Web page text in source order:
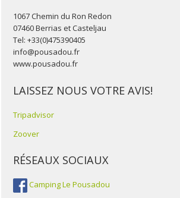
1067 Chemin du Ron Redon
07460 Berrias et Casteljau
Tel: +33(0)475390405
info@pousadou.fr
www.pousadou.fr
LAISSEZ NOUS VOTRE AVIS!
Tripadvisor
Zoover
RÉSEAUX SOCIAUX
Camping Le Pousadou